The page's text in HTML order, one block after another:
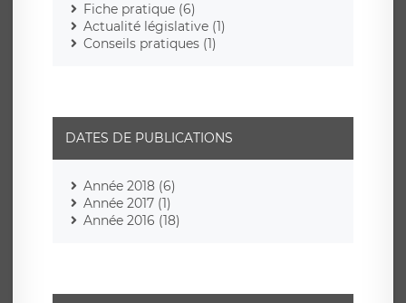
Fiche pratique (6)
Actualité législative (1)
Conseils pratiques (1)
DATES DE PUBLICATIONS
Année 2018 (6)
Année 2017 (1)
Année 2016 (18)